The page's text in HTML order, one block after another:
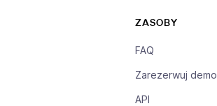
ZASOBY
FAQ
Zarezerwuj demo
API